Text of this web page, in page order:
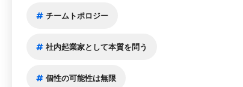
チームトポロジー
社内起業家として本質を問う
個性の可能性は無限